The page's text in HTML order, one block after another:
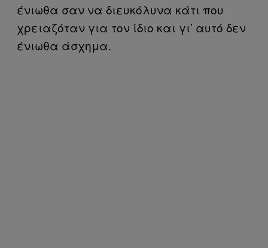
ένιωθα σαν να διευκόλυνα κάτι που
χρειαζόταν για τον ίδιο και γι’ αυτό δεν
ένιωθα άσχημα.